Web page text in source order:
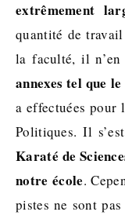
extrêmement
quantité de
la faculté, il
annexes tel que
a effectuées pour
Politiques. Il
Karaté de
notre école.
pistes ne sont